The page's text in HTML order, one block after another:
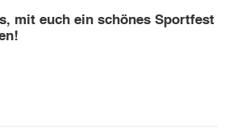
mit euch ein schönes Sportfest